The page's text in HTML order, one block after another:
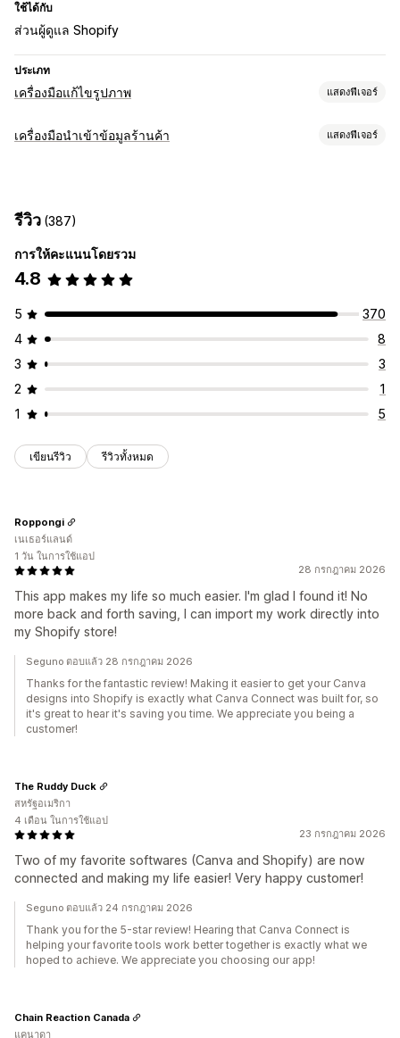
ใช้ได้กับ
ส่วนผู้ดูแล Shopify
ประเภท
เครื่องมือแก้ไขรูปภาพ แสดงฟีเจอร์
การเพิ่มประสิทธิภาพรูปภาพ
เครื่องมือนำเข้าข้อมูลร้านค้า แสดงฟีเจอร์
คอลเลกชัน สินค้า
รีวิว (387)
การให้คะแนนโดยรวม
4.8
5
370
4
8
3
3
2
1
1
5
เขียนรีวิว รีวิวทั้งหมด
28 กรกฎาคม 2026
This app makes my life so much easier. I'm glad I found it! No
more back and forth saving, I can import my work directly into
my Shopify store!
Roppongi
เนเธอร์แลนด์
1 วัน ในการใช้แอป
Seguno ตอบแล้ว 28 กรกฎาคม 2026
Thanks for the fantastic review! Making it easier to get your Canva
designs into Shopify is exactly what Canva Connect was built for, so
it's great to hear it's saving you time. We appreciate you being a
customer!
23 กรกฎาคม 2026
Two of my favorite softwares (Canva and Shopify) are now
connected and making my life easier! Very happy customer!
The Ruddy Duck
สหรัฐอเมริกา
4 เดือน ในการใช้แอป
Seguno ตอบแล้ว 24 กรกฎาคม 2026
Thank you for the 5-star review! Hearing that Canva Connect is
helping your favorite tools work better together is exactly what we
hoped to achieve. We appreciate you choosing our app!
Chain Reaction Canada
แคนาดา